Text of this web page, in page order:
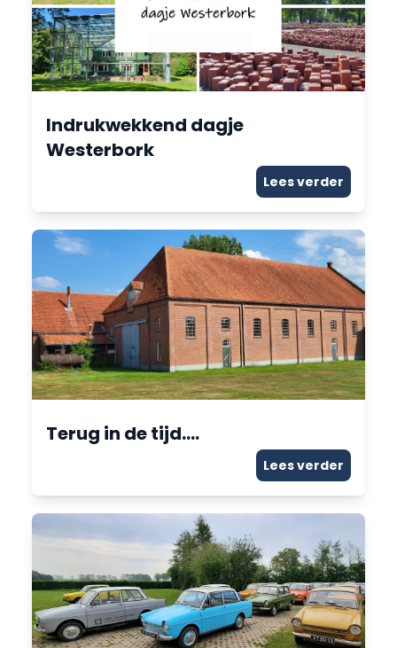
Indrukwekkend dagje
Westerbork
Lees verder
Terug in de tijd….
Lees verder